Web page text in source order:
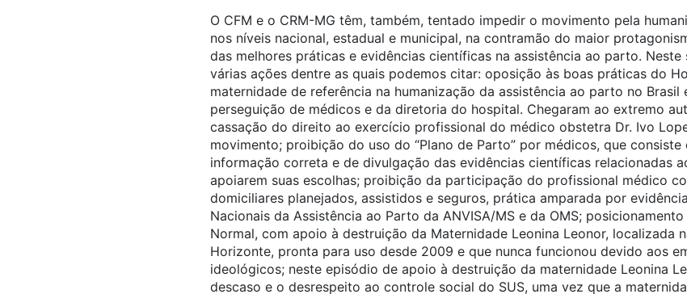
O CFM e o CRM-MG têm, também, tentado impedir o movimento pela
nos níveis nacional, estadual e municipal, na contramão do maior
das melhores práticas e evidências científicas na assistência ao parto. Neste
várias ações dentre as quais podemos citar: oposição às boas práticas do
maternidade de referência na humanização da assistência ao parto no Brasil
perseguição de médicos e da diretoria do hospital. Chegaram ao extremo
cassação do direito ao exercício profissional do médico obstetra Dr. Ivo
movimento; proibição do uso do “Plano de Parto” por médicos, que
informação correta e de divulgação das evidências científicas relacionadas
apoiarem suas escolhas; proibição da participação do profissional médico
domiciliares planejados, assistidos e seguros, prática amparada por
Nacionais da Assistência ao Parto da ANVISA/MS e da OMS;
Normal, com apoio à destruição da Maternidade Leonina Leonor, localizada
Horizonte, pronta para uso desde 2009 e que nunca funcionou devido aos
ideológicos; neste episódio de apoio à destruição da maternidade Leonina
descaso e o desrespeito ao controle social do SUS, uma vez que a